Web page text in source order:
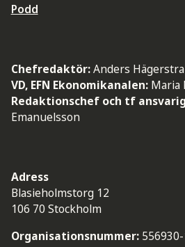
Podd
Chefredaktör:Anders
VD, EFN Ekonomikanalen: Maria
Redaktionschef och tf
Emanuelsson
Adress
Blasieholmstorg 12
106 70 Stockholm
Organisationsnummer: